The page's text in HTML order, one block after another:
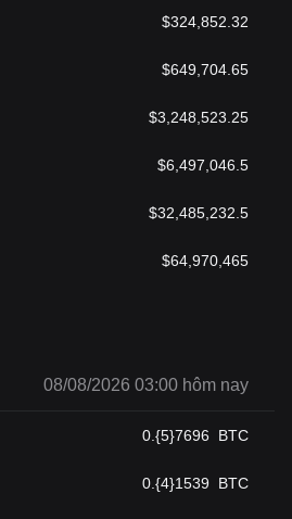
$324,852.32
$649,704.65
$3,248,523.25
$6,497,046.5
$32,485,232.5
$64,970,465
08/08/2026 03:00 hôm nay
0.{5}7696 BTC
0.{4}1539 BTC